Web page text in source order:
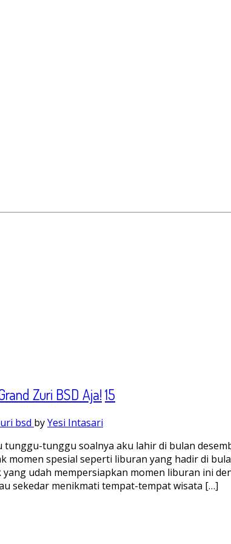
Zuri BSD Aja!15
bsd byYesi Intasari
tunggu soalnya aku lahir di bulan
momen spesial seperti liburan yang hadir di
udah mempersiapkan momen liburan ini
sekedar menikmati tempat-tempat wisata […]